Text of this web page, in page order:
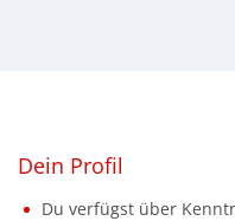
Dein Profil
Du verfügst über